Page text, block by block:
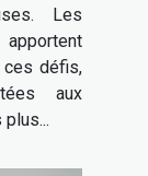
Les
ces défis,
aux